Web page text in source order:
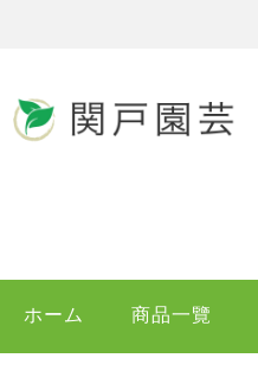
ホーム 商品一覽